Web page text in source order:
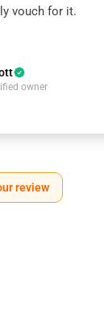
vouch for it.
owner
review